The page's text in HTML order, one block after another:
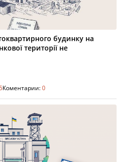
будинку на
території не
Коментарии:0